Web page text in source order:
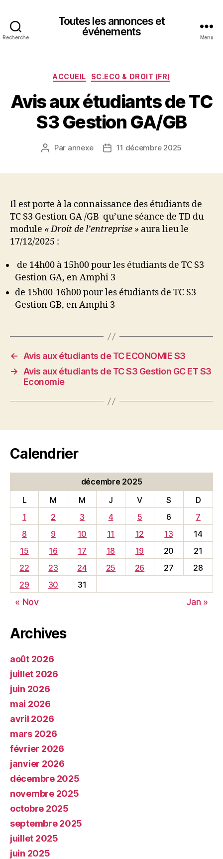
Recherche
Toutes les annonces et
événements
Menu
Catégories
ACCUEIL SC.ECO & DROIT (FR)
Avis aux étudiants de TC
S3 Gestion GA/GB
Auteur
Par annexe
Date11 décembre 2025
Il est porte à la connaissance des étudiants de
TC S3 Gestion GA /GB qu’une séance de TD du
module « Droit de l’entreprise » aura lieu le
17/12/2025 :
de 14h00 à 15h00 pour les étudiants de TC S3
Gestion GA, en Amphi 3
de 15h00-16h00 pour les étudiants de TC S3
Gestion GB, en Amphi 3
←
Avis aux étudiants de TC ECONOMIE S3
→
Avis aux étudiants de TC S3 Gestion GC ET S3
Economie
Calendrier
décembre 2025
L
M M J V S
D
1
2 3 4 5 6
7
8
9 10 11 12 13
14
15
16 17 18 19 20
21
22
23 24 25 26 27
28
29
30 31
« Nov Jan »
Archives
août 2026
juillet 2026
juin 2026
mai 2026
avril 2026
mars 2026
février 2026
janvier 2026
décembre 2025
novembre 2025
octobre 2025
septembre 2025
juillet 2025
juin 2025